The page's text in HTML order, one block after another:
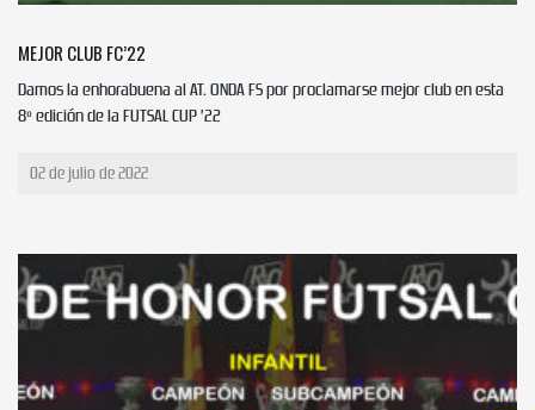
MEJOR CLUB FC’22
Damos la enhorabuena al AT. ONDA FS por proclamarse mejor club en esta
8º edición de la FUTSAL CUP ’22
02 de julio de 2022